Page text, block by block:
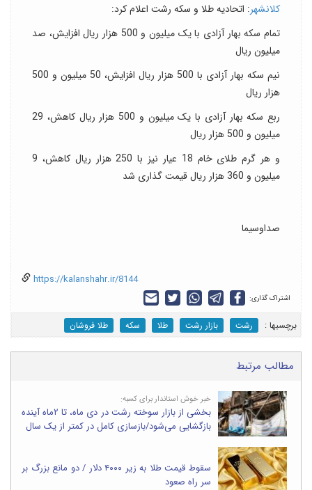
کلانشهر: اتحادیه طلا و سکه رشت اعلام کرد:
تمام سکه بهار آزادی با یک میلیون و 500 هزار ریال افزایش، صد
میلیون ریال
نیم سکه بهار آزادی با 500 هزار ریال افزایش، 50 میلیون و 500
هزار ریال
ربع سکه بهار آزادی با یک میلیون و 500 هزار ریال کاهش، 29
میلیون و 500 هزار ریال
و هر گرم طلای خام 18 عیار نیز با 250 هزار ریال کاهش، 9
میلیون و 360 هزار ریال قیمت گذاری شد
صداوسیما
https://kalanshahr.ir/8144
اشتراک گذاری:
برچسب‎ها : رشت بازار رشت طلا سکه طلا فروشان
مطالب مرتبط
خبر خوش استاندار برای کسبه:
بخشی از بازار سوخته رشت در دی ماه، تا ۲ماه آینده
بازگشایی می‌شود/بازسازی کامل در کمتر از یک سال
سقوط قیمت طلا به زیر ۴۰۰۰ دلار / دو مانع بزرگ بر
سر راه صعود